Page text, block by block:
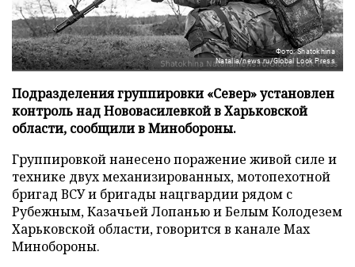
Фото: Shatokhina
Natalia/news.ru/Global Look Press
Подразделения группировки «Север» установлен
контроль над Нововасилевкой в Харьковской
области, сообщили в Минобороны.
Группировкой нанесено поражение живой силе и
технике двух механизированных, мотопехотной
бригад ВСУ и бригады нацгвардии рядом с
Рубежным, Казачьей Лопанью и Белым Колодезем
Харьковской области, говорится в канале Max
Минобороны.